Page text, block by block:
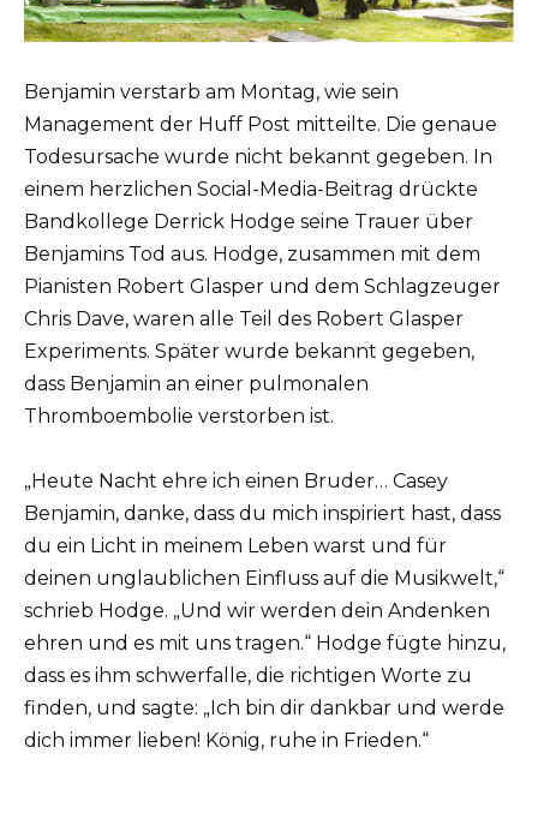
Benjamin verstarb am Montag, wie sein
Management der Huff Post mitteilte. Die genaue
Todesursache wurde nicht bekannt gegeben. In
einem herzlichen Social-Media-Beitrag drückte
Bandkollege Derrick Hodge seine Trauer über
Benjamins Tod aus. Hodge, zusammen mit dem
Pianisten Robert Glasper und dem Schlagzeuger
Chris Dave, waren alle Teil des Robert Glasper
Experiments. Später wurde bekannt gegeben,
dass Benjamin an einer pulmonalen
Thromboembolie verstorben ist.
„Heute Nacht ehre ich einen Bruder… Casey
Benjamin, danke, dass du mich inspiriert hast, dass
du ein Licht in meinem Leben warst und für
deinen unglaublichen Einfluss auf die Musikwelt,“
schrieb Hodge. „Und wir werden dein Andenken
ehren und es mit uns tragen.“ Hodge fügte hinzu,
dass es ihm schwerfalle, die richtigen Worte zu
finden, und sagte: „Ich bin dir dankbar und werde
dich immer lieben! König, ruhe in Frieden.“